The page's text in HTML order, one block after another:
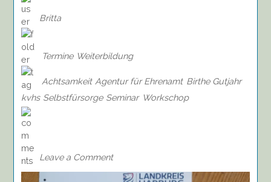
Britta
Termine Weiterbildung
Achtsamkeit Agentur für Ehrenamt Birthe Gutjahr
kvhs Selbstfürsorge Seminar Workschop
Leave a Comment
Selbstfürsorge,
29.11.2025